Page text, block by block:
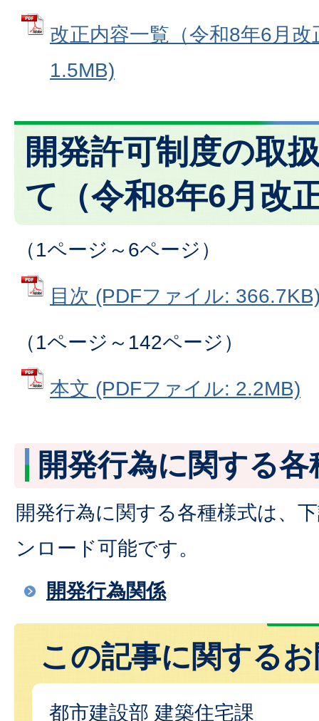
改正内容一覧（令和8年6月
1.5MB)
開発許可制度の取
て（令和8年6月改
（1ページ～6ページ）
目次 (PDFファイル:
（1ページ～142ページ）
本文 (PDFファイル: 2.2MB)
開発行為に関する各
開発行為に関する各種様式は、
ンロード可能です。
開発行為関係
この記事に関する
都市建設部 建築住宅課